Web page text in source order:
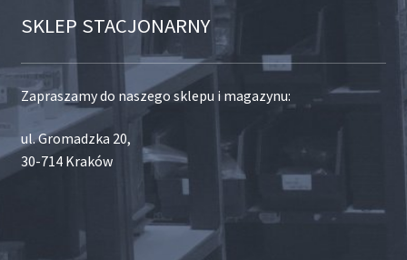
SKLEP STACJONARNY
Zapraszamy do naszego sklepu i magazynu:
ul. Gromadzka 20,
30-714 Kraków